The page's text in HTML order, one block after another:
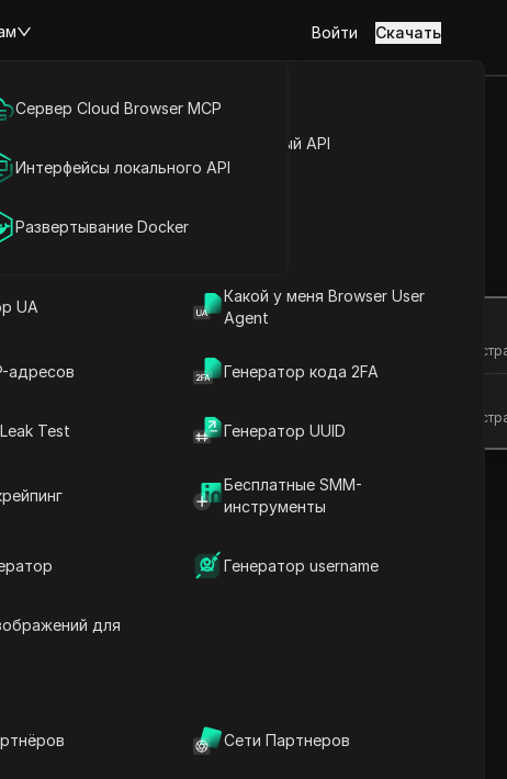
Открытый API
UA
Какой у меня Browser User
Agent
адресов Генератор кода 2FA
Test Генератор UUID
Бесплатные SMM-
инструменты
Генератор username
для
Сети Партнеров
Сервер Cloud Browser MCP
Интерфейсы локального API
Развертывание Docker
Войти Скачать
Задайте вопросы об этой
Задайте вопросы об этой